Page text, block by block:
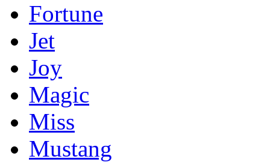
Fortune
Jet
Joy
Magic
Miss
Mustang